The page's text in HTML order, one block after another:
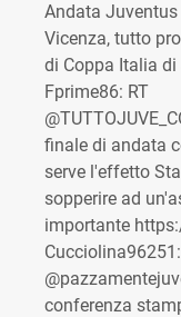
Andata Juventus
Vicenza, tutto
di Coppa Italia di
Fprime86: RT
finale di andata
serve l'effetto
sopperire ad
importante
conferenza